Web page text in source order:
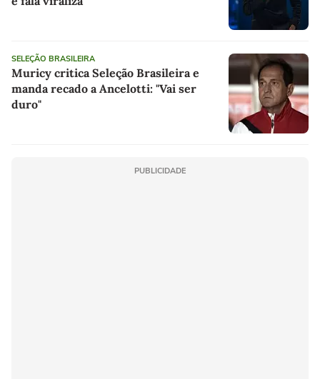
SELEÇÃO BRASILEIRA
Muricy critica Seleção Brasileira e
manda recado a Ancelotti: "Vai ser
duro"
PUBLICIDADE